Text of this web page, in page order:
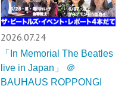
2026.07.24
「In Memorial The Beatles
live in Japan」 ＠
BAUHAUS ROPPONGI